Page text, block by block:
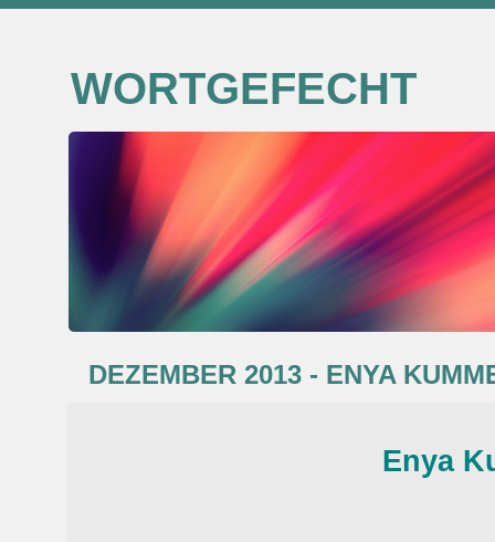
WORTGEFECHT
DEZEMBER 2013 - ENYA
Enya